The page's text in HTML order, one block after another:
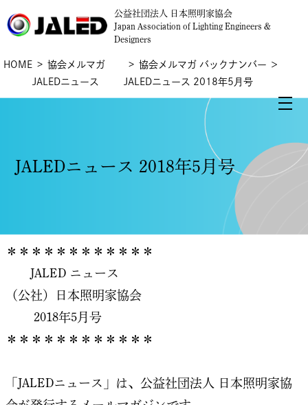
公益社団法人 日本照明家協会
Japan Association of Lighting Engineers &
Designers
HOME
協会メルマガ
JALEDニュース
協会メルマガ バックナンバー ＞
JALEDニュース 2018年5月号
JALEDニュース 2018年5月号
＊＊＊＊＊＊＊＊＊＊＊＊
JALED ニュース
（公社）日本照明家協会
2018年5月号
＊＊＊＊＊＊＊＊＊＊＊＊
「JALEDニュース」は、公益社団法人 日本照明家協